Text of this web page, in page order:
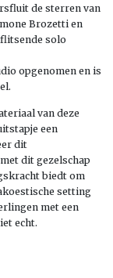
de sterren van
Brozetti en
solo
opgenomen en is
van deze
een
dit
dit gezelschap
biedt om
setting
met een
echt.